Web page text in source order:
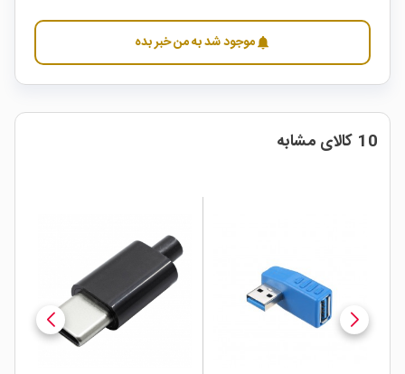
notificationsموجود شد به من خبر بده
10 کالای مشابه